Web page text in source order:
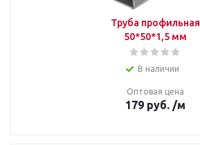
Труба профильная
50*50*1,5 мм
В наличии
Оптовая цена
179 руб. /м